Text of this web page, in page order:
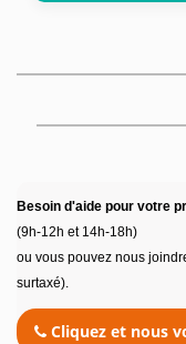
Besoin d'aide pour votre
(9h-12h et 14h-18h)
ou vous pouvez nous
surtaxé).
Cliquez et nous